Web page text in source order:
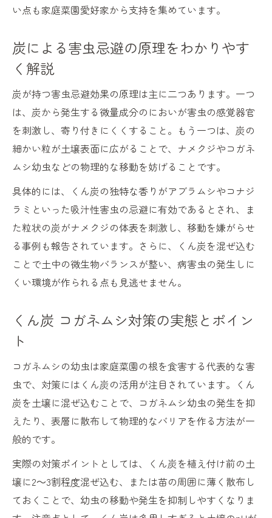
い点も家庭菜園愛好家から支持を集めています。
炭による害虫忌避の原理をわかりやす
く解説
炭が持つ害虫忌避効果の原理は主に二つあります。一つ
は、炭から発生する微量成分のにおいが害虫の感覚器官
を刺激し、寄り付きにくくすること。もう一つは、炭の
細かい粒が土壌表面に広がることで、ナメクジやコガネ
ムシ幼虫などの物理的な移動を妨げることです。
具体的には、くん炭の独特な香りがアブラムシやコナジ
ラミといった吸汁性害虫の忌避に有効であるとされ、ま
た粒状の炭がナメクジの体表を刺激し、移動を嫌がらせ
る事例も報告されています。さらに、くん炭を混ぜ込む
ことで土中の微生物バランスが整い、病害虫の発生しに
くい環境が作られる点も見逃せません。
くん炭 コガネムシ対策の実態とポイン
ト
コガネムシの幼虫は家庭菜園の根を食害する代表的な害
虫で、対策にはくん炭の活用が注目されています。くん
炭を土壌に混ぜ込むことで、コガネムシ幼虫の発生を抑
えたり、表層に散布して物理的なバリアを作る方法が一
般的です。
実際の対策ポイントとしては、くん炭を植え付け前の土
壌に2～3割程度混ぜ込む、または苗の周囲に薄く散布し
ておくことで、幼虫の移動や発生を抑制しやすくなりま